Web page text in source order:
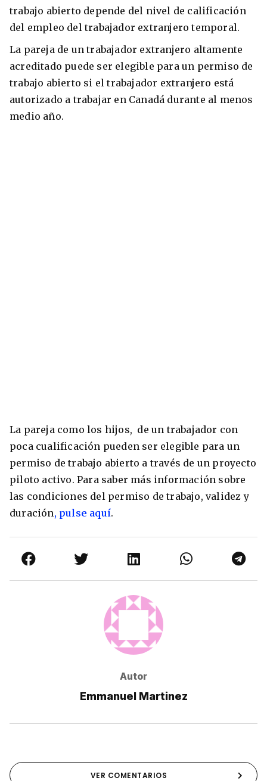
trabajo abierto depende del nivel de calificación
del empleo del trabajador extranjero temporal.
La pareja de un trabajador extranjero altamente
acreditado puede ser elegible para un permiso de
trabajo abierto si el trabajador extranjero está
autorizado a trabajar en Canadá durante al menos
medio año.
La pareja como los hijos, de un trabajador con
poca cualificación pueden ser elegible para un
permiso de trabajo abierto a través de un proyecto
piloto activo. Para saber más información sobre
las condiciones del permiso de trabajo, validez y
duración, pulse aquí.
Autor
Emmanuel Martinez
VER COMENTARIOS